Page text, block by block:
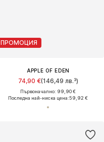
ПРОМОЦИЯ
APPLE OF EDEN
74,90 €(146,49 лв.³)
Първоначално: 99,90 €
Последна най-ниска цена:59,92 €